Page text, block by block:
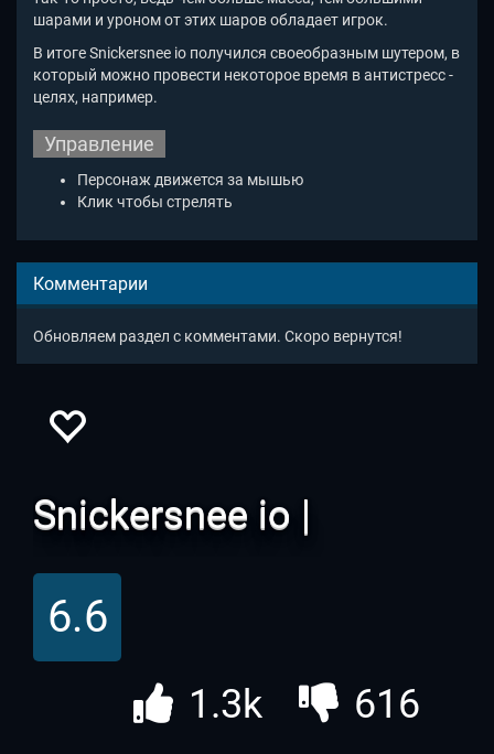
шарами и уроном от этих шаров обладает игрок.
В итоге Snickersnee io получился своеобразным шутером, в
который можно провести некоторое время в антистресс -
целях, например.
Управление
Персонаж движется за мышью
Клик чтобы стрелять
Комментарии
Обновляем раздел с комментами. Скоро вернутся!
Snickersnee io |
Сникерсни ио
6.6
1.3k 616